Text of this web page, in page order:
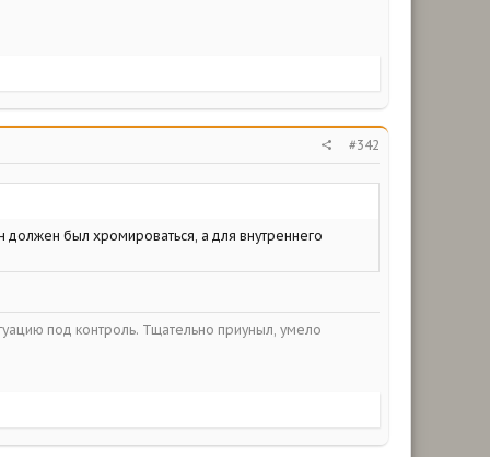
#342
был хромироваться, а для внутреннего
под контроль. Тщательно приуныл, умело